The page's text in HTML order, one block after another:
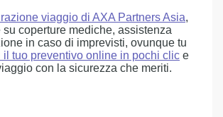
viaggio di AXA Partners Asia,
su coperture mediche, assistenza
in caso di imprevisti, ovunque tu
il tuo preventivo online in pochi clic e
con la sicurezza che meriti.